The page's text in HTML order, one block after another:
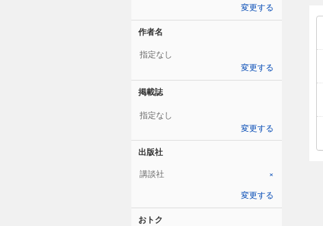
変更する
作者名
指定なし
変更する
掲載誌
指定なし
変更する
出版社
講談社 ×
変更する
おトク